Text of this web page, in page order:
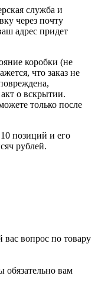
служба и
через почту
адрес придет
коробки (не
что заказ не
о вскрытии.
только после
позиций и его
рублей.
вопрос по товару
вам